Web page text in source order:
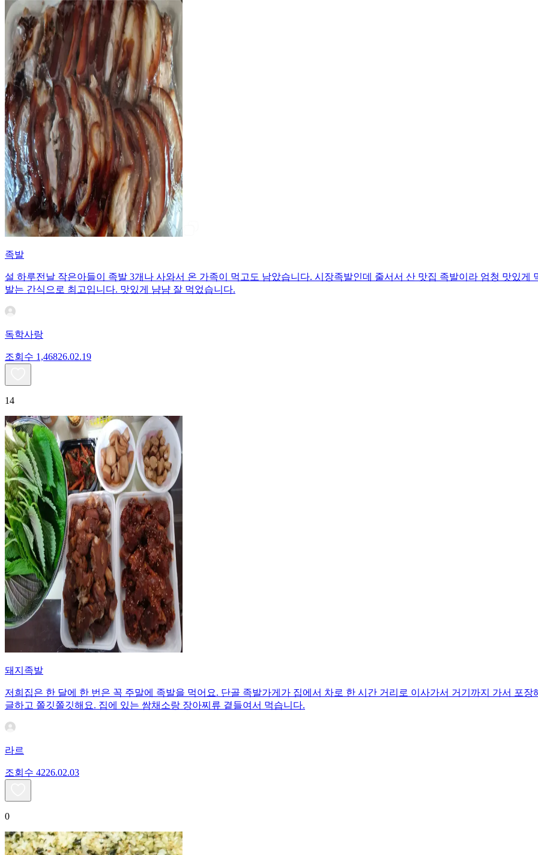
족발
설 하루전날 작은아들이 족발 3개나 사와서 온 가족이 먹고도 남았습니다. 시장족발인데 줄서서 산 맛집 족발이라 엄청 맛있
발는 간식으로 최고입니다. 맛있게 냠냠 잘 먹었습니다.
독학사랑
조회수 1,46826.02.19
14
돼지족발
저희집은 한 달에 한 번은 꼭 주말에 족발을 먹어요. 단골 족발가게가 집에서 차로 한 시간 거리로 이사가서 거기까지 가서 포
글하고 쫄깃쫄깃해요. 집에 있는 쌈채소랑 장아찌류 곁들여서 먹습니다.
라르
조회수 4226.02.03
0